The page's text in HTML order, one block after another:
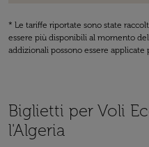
* Le tariffe riportate sono state
essere più disponibili al momento
addizionali possono essere
Biglietti per Voli
l'Algeria